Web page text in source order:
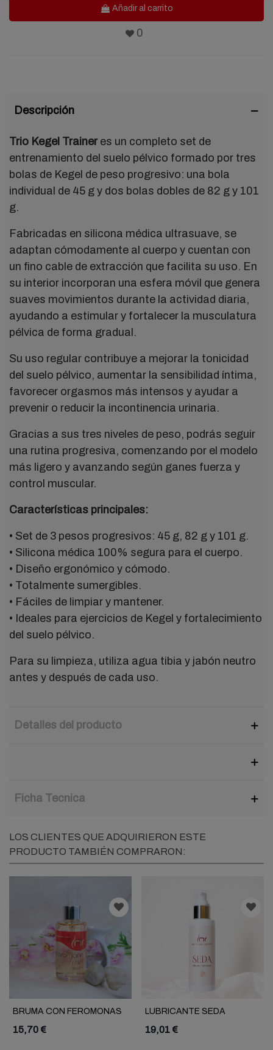
Añadir al carrito
0
Descripción
Trio Kegel Traineres un completo set de
entrenamiento del suelo pélvico formado por tres
bolas de Kegel de peso progresivo: una bola
individual de 45 g y dos bolas dobles de 82 g y 101
g.
Fabricadas en silicona médica ultrasuave, se
adaptan cómodamente al cuerpo y cuentan con
un fino cable de extracción que facilita su uso. En
su interior incorporan una esfera móvil que genera
suaves movimientos durante la actividad diaria,
ayudando a estimular y fortalecer la musculatura
pélvica de forma gradual.
Su uso regular contribuye a mejorar la tonicidad
del suelo pélvico, aumentar la sensibilidad íntima,
favorecer orgasmos más intensos y ayudar a
prevenir o reducir la incontinencia urinaria.
Gracias a sus tres niveles de peso, podrás seguir
una rutina progresiva, comenzando por el modelo
más ligero y avanzando según ganes fuerza y
control muscular.
Características principales:
• Set de 3 pesos progresivos: 45 g, 82 g y 101 g.
• Silicona médica 100% segura para el cuerpo.
• Diseño ergonómico y cómodo.
• Totalmente sumergibles.
• Fáciles de limpiar y mantener.
• Ideales para ejercicios de Kegel y fortalecimiento
del suelo pélvico.
Para su limpieza, utiliza agua tibia y jabón neutro
antes y después de cada uso.
Detalles del producto
Ficha Tecnica
LOS CLIENTES QUE ADQUIRIERON ESTE
PRODUCTO TAMBIÉN COMPRARON:
BRUMA CON FEROMONAS
WHISPER LMR
15,70 €
LUBRICANTE SEDA
SILICONA LMR
19,01 €